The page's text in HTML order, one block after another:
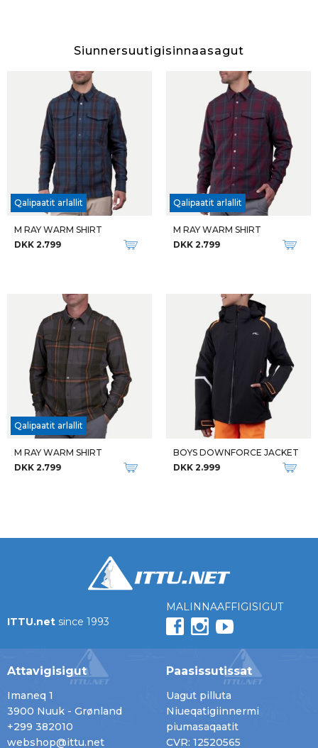
Siunnersuutigisinnaasagut
Qalipaatit arlallit
M RAY WARM SHIRT
DKK 2.799
Qalipaatit arlallit
M RAY WARM SHIRT
DKK 2.799
Qalipaatit arlallit
M RAY WARM SHIRT
DKK 2.799
BOYS DOWNFORCE JACKET
DKK 2.999
ITTU.net since 1993
MALINNAAFFIGISIGUT
Attavigisigut
Imaneq 1
3900 Nuuk - Grønland
+299 382010
webshop@ittu.net
Paasissutissat
Uagut pilluta
Niueqatigiinnermi
piumasaqaatit
CVR: 12520565